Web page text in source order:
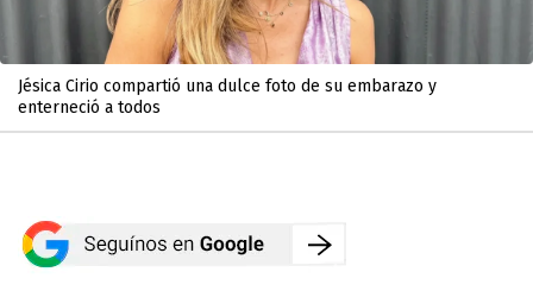
Jésica Cirio compartió una dulce foto de su embarazo y
enterneció a todos